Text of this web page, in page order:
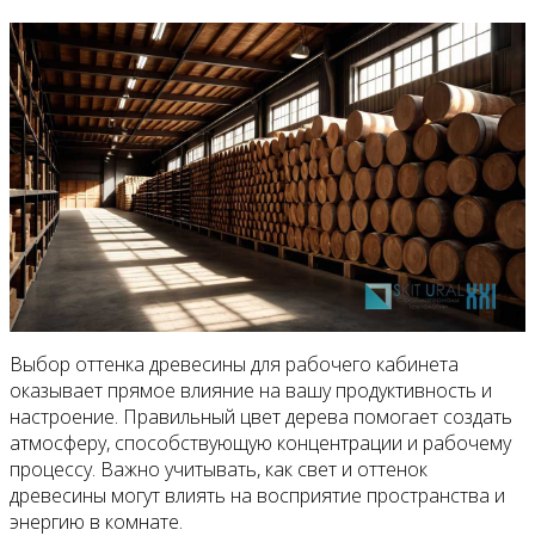
Выбор оттенка древесины для рабочего кабинета
оказывает прямое влияние на вашу продуктивность и
настроение. Правильный цвет дерева помогает создать
атмосферу, способствующую концентрации и рабочему
процессу. Важно учитывать, как свет и оттенок
древесины могут влиять на восприятие пространства и
энергию в комнате.